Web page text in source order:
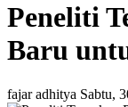
Peneliti
Baru
fajar adhitya Sabtu,